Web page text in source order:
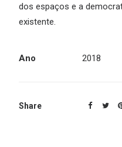
dos espaços e a
existente.
Ano 2018
Share